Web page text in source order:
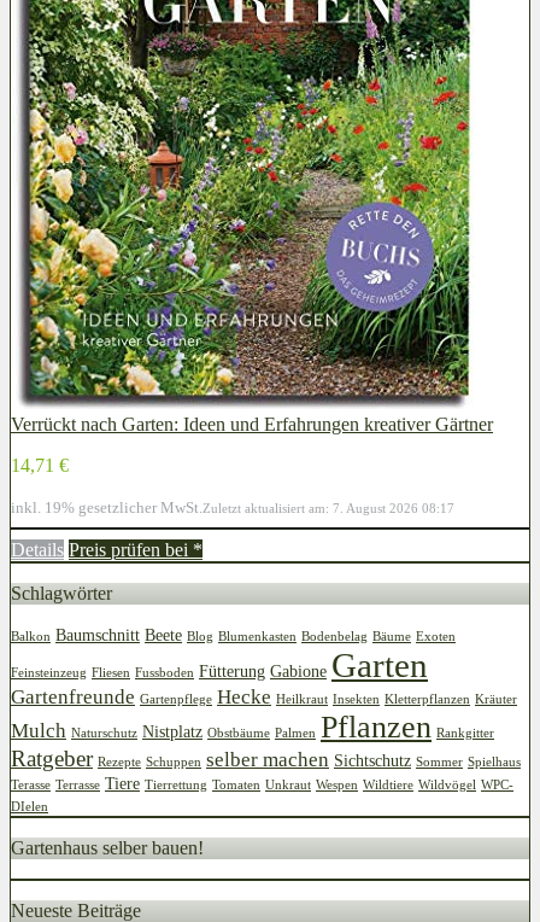
Verrückt nach Garten: Ideen und Erfahrungen kreativer Gärtner
14,71 €
inkl. 19% gesetzlicher MwSt. Zuletzt aktualisiert am: 7. August 2026 08:17
Details Preis prüfen bei *
Schlagwörter
Balkon Baumschnitt Beete Blog Blumenkasten Bodenbelag Bäume Exoten
Feinsteinzeug Fliesen Fussboden Fütterung Gabione Garten
Gartenfreunde Gartenpflege Hecke Heilkraut Insekten Kletterpflanzen Kräuter
Mulch Naturschutz Nistplatz Obstbäume Palmen Pflanzen Rankgitter
Ratgeber Rezepte Schuppen selber machen Sichtschutz Sommer Spielhaus
Terasse Terrasse Tiere Tierrettung Tomaten Unkraut Wespen Wildtiere Wildvögel WPC-
DIelen
Gartenhaus selber bauen!
Neueste Beiträge